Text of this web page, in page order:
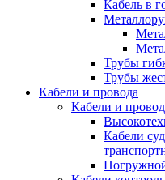
Кабель в
Трубы
Трубы
Кабели и провода
Кабели и
Кабели